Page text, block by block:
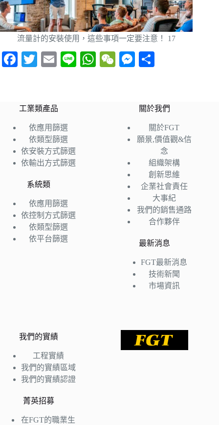
流量計的安裝使用，這些事項一定要注意！ 17
Fa
ok
T
r
E
Li
W
W
M
ng
工業類產品
依應用篩選
依類型篩選
依安裝方式篩選
依輸出方式篩選
系統類
依應用篩選
依控制方式篩選
依類型篩選
依平台篩選
關於我們
關於FGT
願景,價值觀&信
念
組織架構
創新思維
企業社會責任
大事紀
我們的銷售通路
合作夥伴
最新消息
FGT最新消息
技術新聞
市場資訊
我們的實績
工程實績
我們的實績區域
我們的實績認證
菁英招募
在FGT的職業生